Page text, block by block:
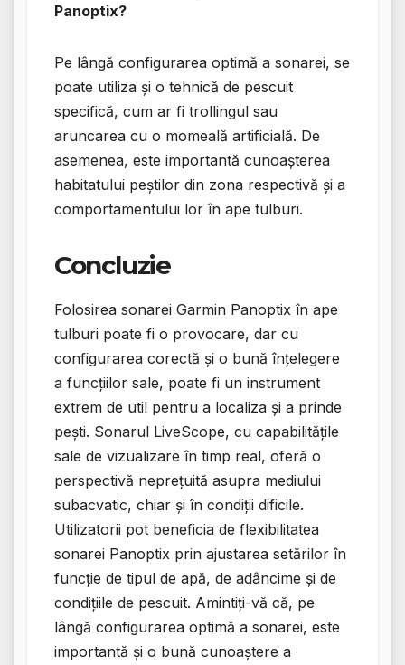
Panoptix?
Pe lângă configurarea optimă a sonarei, se
poate utiliza și o tehnică de pescuit
specifică, cum ar fi trollingul sau
aruncarea cu o momeală artificială. De
asemenea, este importantă cunoașterea
habitatului peștilor din zona respectivă și a
comportamentului lor în ape tulburi.
Concluzie
Folosirea sonarei Garmin Panoptix în ape
tulburi poate fi o provocare, dar cu
configurarea corectă și o bună înțelegere
a funcțiilor sale, poate fi un instrument
extrem de util pentru a localiza și a prinde
pești. Sonarul LiveScope, cu capabilitățile
sale de vizualizare în timp real, oferă o
perspectivă neprețuită asupra mediului
subacvatic, chiar și în condiții dificile.
Utilizatorii pot beneficia de flexibilitatea
sonarei Panoptix prin ajustarea setărilor în
funcție de tipul de apă, de adâncime și de
condițiile de pescuit. Amintiți-vă că, pe
lângă configurarea optimă a sonarei, este
importantă și o bună cunoaștere a